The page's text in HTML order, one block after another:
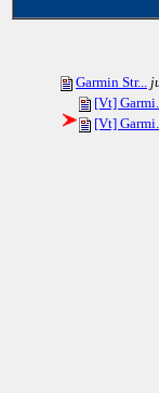
Garmin Str...
[Vt]
[Vt]